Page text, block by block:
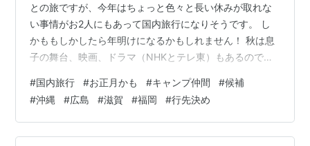
との旅ですが、今年はちょっと色々と長い休みが取れな
い事情がお2人にもあって国内旅行になりそうです。 し
かももしかしたら年明けになるかもしれません！ 秋は息
子の舞台、映画、ドラマ（NHKとテレ東）もあるので、
ウルで昨年は台湾に行きましたが、Ａ君の体調不良もあ
ったりはしましたが。かなり思い出深い旅ができまし
た。 本当は「今年も海外へ行きたいーー！」と言ってい
たのですが、5日ぐらいは休みを取らないとなかなか厳し
#国内旅行 #お正月かも #キャンプ仲間 #候補
#沖縄 #広島 #滋賀 #福岡 #行先決め